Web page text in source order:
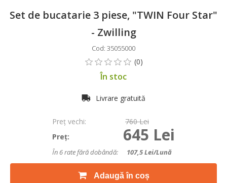
Set de bucatarie 3 piese, "TWIN Four Star"
- Zwilling
Cod: 35055000
În stoc
Livrare gratuită
Preţ vechi:
760 Lei
Preţ:
645 Lei
În 6 rate fără dobândă: 107,5Lei/lună
Adaugă în coș